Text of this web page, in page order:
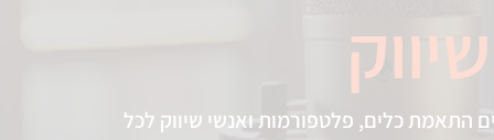
התאמת כלים, פלטפורמות ואנשי שיווק לכל